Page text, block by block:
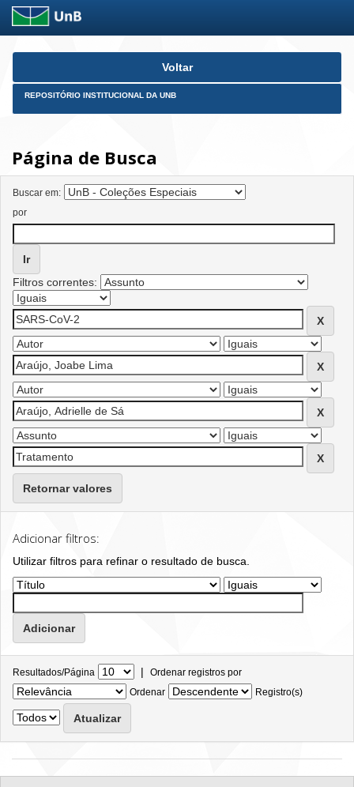
Skip
Voltar
REPOSITÓRIO INSTITUCIONAL DA UNB
Página de Busca
Buscar em:
por
Filtros correntes:
Retornar valores
Adicionar filtros:
Utilizar filtros para refinar o resultado de busca.
Resultados/Página | Ordenar registros por
Ordenar
Registro(s)